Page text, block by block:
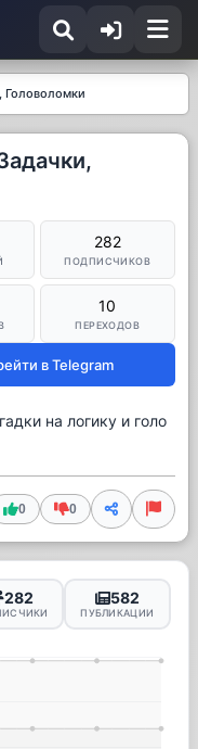
Головоломки
282
ПОДПИСЧИКОВ
10
ПЕРЕХОДОВ
в Telegram
на логику и голо
0 0
282 582
ПУБЛИКАЦИИ